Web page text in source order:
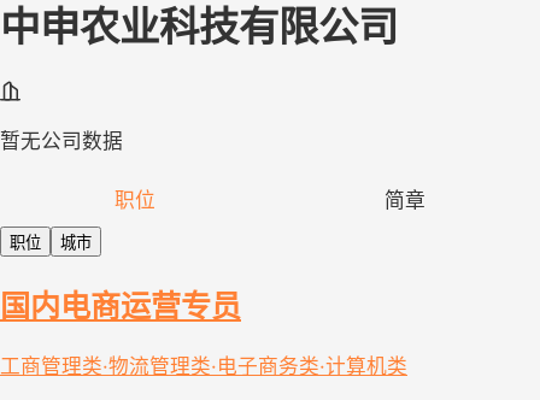
中申农业科技有限公司
暂无公司数据
职位 简章
职位 城市
国内电商运营专员
工商管理类·物流管理类·电子商务类·计算机类